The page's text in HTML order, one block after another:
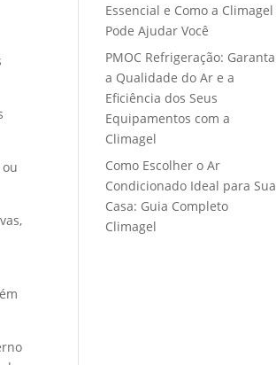
Essencial e Como a Climagel
Pode Ajudar Você
PMOC Refrigeração: Garanta
a Qualidade do Ar e a
Eficiência dos Seus
Equipamentos com a
Climagel
Como Escolher o Ar
Condicionado Ideal para Sua
Casa: Guia Completo
Climagel